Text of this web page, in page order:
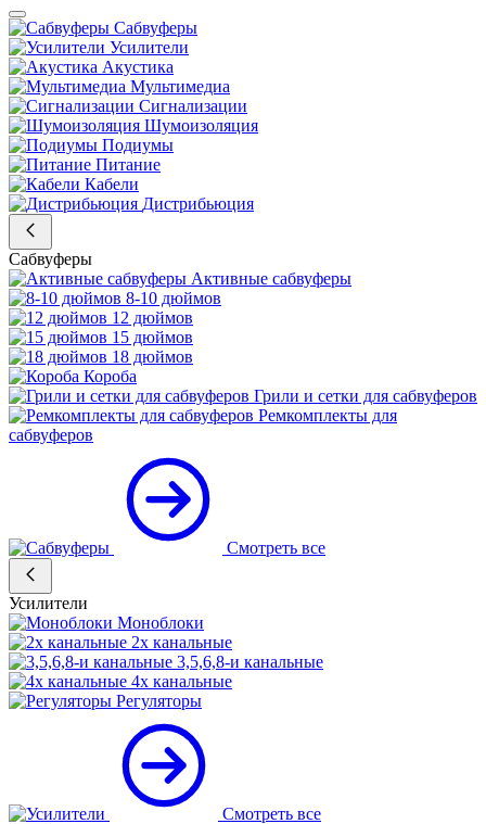
Сабвуферы
Усилители
Акустика
Мультимедиа
Сигнализации
Шумоизоляция
Подиумы
Питание
Кабели
Дистрибьюция
Сабвуферы
Активные сабвуферы
8-10 дюймов
12 дюймов
15 дюймов
18 дюймов
Короба
Грили и сетки для сабвуферов
Ремкомплекты для
сабвуферов
Смотреть все
Усилители
Моноблоки
2х канальные
3,5,6,8-и канальные
4х канальные
Регуляторы
Смотреть все